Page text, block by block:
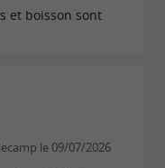
et boisson sont
le 09/07/2026